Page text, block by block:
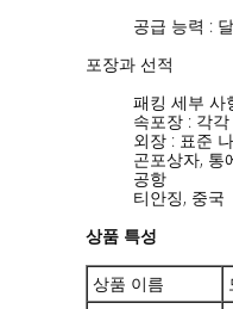
공급 능력 :
포장과 선적
패킹 세부 사
속포장 : 각
외장 : 표준
곤포상자, 통
공항
티안징, 중국
상품 특성
상품 이름